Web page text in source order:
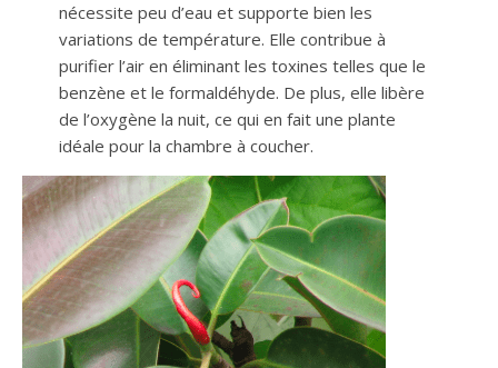
nécessite peu d’eau et supporte bien les
variations de température. Elle contribue à
purifier l’air en éliminant les toxines telles que le
benzène et le formaldéhyde. De plus, elle libère
de l’oxygène la nuit, ce qui en fait une plante
idéale pour la chambre à coucher.